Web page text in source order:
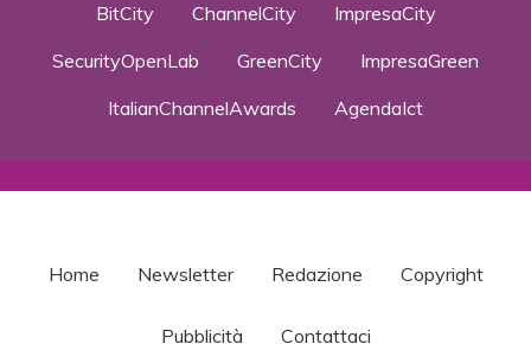
BitCity ChannelCity
ImpresaCity
SecurityOpenLab
GreenCity
ImpresaGreen
ItalianChannelAwards
AgendaIct
Home Newsletter Redazione Copyright
Pubblicità Contattaci